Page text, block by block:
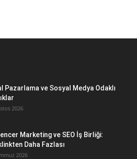
Pazarlama ve Sosyal Medya Odaklı
2026
Marketing ve SEO İş Birliği:
Daha Fazlası
2026